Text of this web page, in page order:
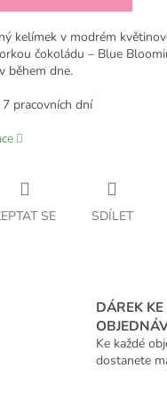
kelímek v modrém
čokoládu – Blue
během dne.
pracovních dní
SE SDÍLET
DÁREK
Ke každé
dostanete